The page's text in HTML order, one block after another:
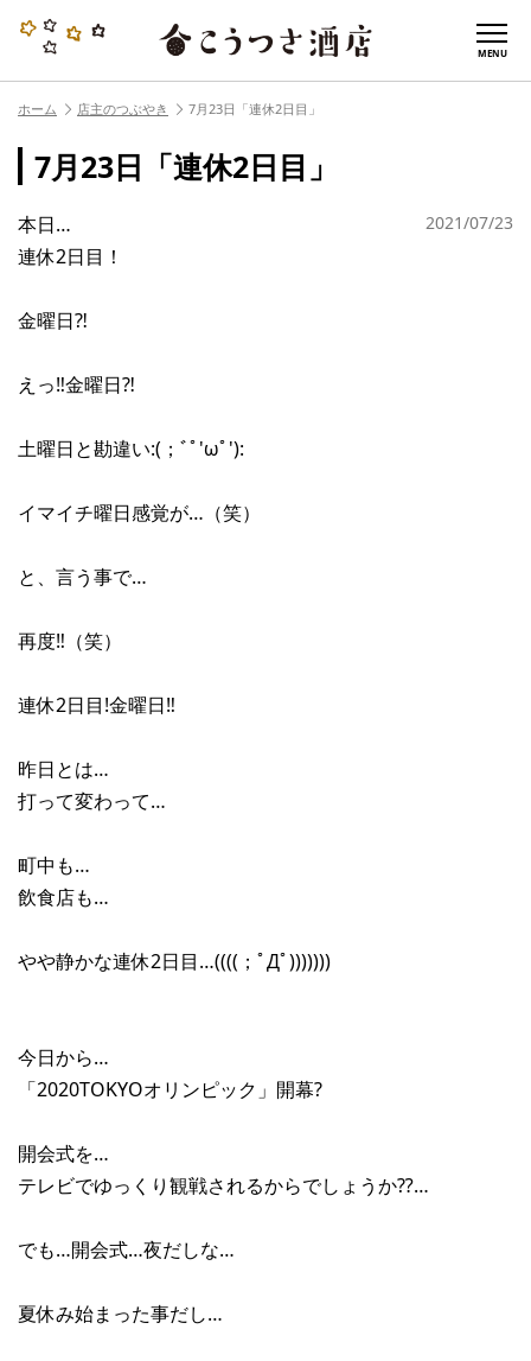
MENU
ホーム 店主のつぶやき 7月23日「連休2日目」
7月23日「連休2日目」
2021/07/23
本日…
連休2日目！
金曜日⁈
えっ‼︎金曜日⁈
土曜日と勘違い:(；ﾞﾟ'ωﾟ'):
イマイチ曜日感覚が…（笑）
と、言う事で…
再度‼︎（笑）
連休2日目!金曜日‼︎
昨日とは…
打って変わって…
町中も…
飲食店も…
やや静かな連休2日目…((((；ﾟДﾟ)))))))
今日から…
「2020TOKYOオリンピック」開幕?
開会式を…
テレビでゆっくり観戦されるからでしょうか⁇…
でも…開会式…夜だしな…
夏休み始まった事だし…